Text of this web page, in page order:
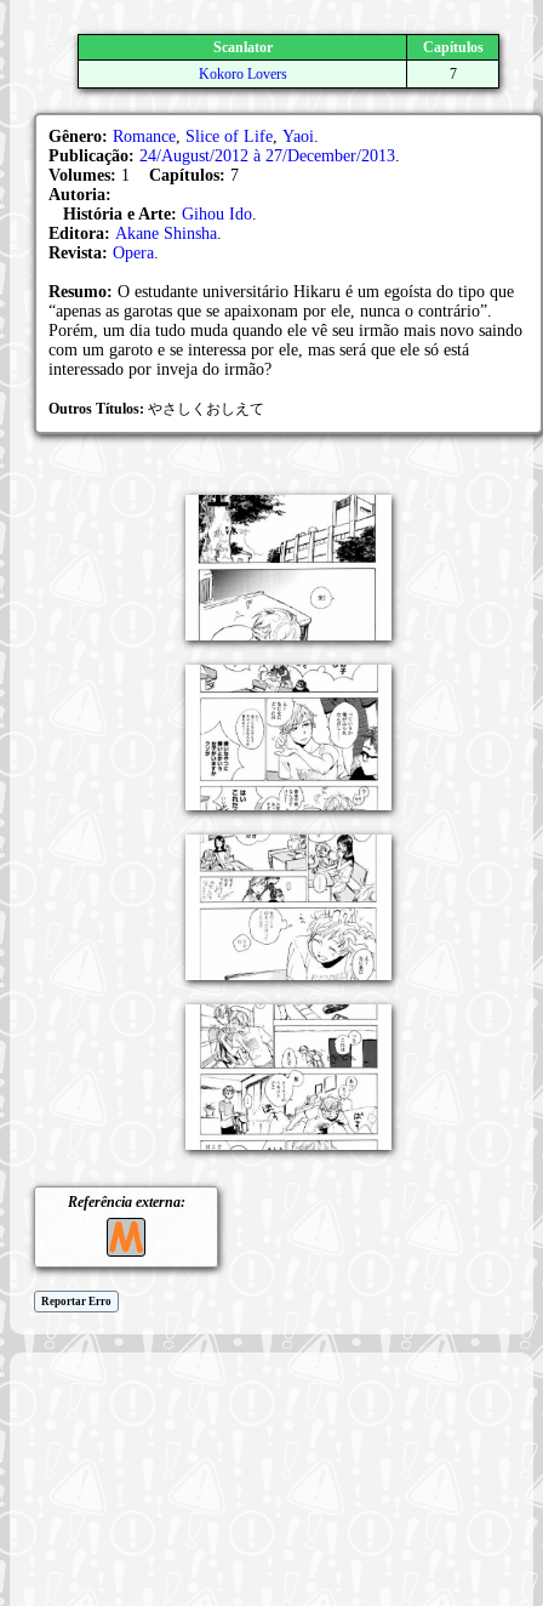
Scanlator
Capítulos
Kokoro Lovers
7
Gênero: Romance Slice of Life Yaoi
Publicação: 24/August/2012 à 27/December/2013
Volumes: 1 Capítulos: 7
Autoria:
História e Arte: Gihou Ido
Editora: Akane Shinsha
Revista: Opera
Resumo: O estudante universitário Hikaru é um egoísta do tipo que
“apenas as garotas que se apaixonam por ele, nunca o contrário”.
Porém, um dia tudo muda quando ele vê seu irmão mais novo saindo
com um garoto e se interessa por ele, mas será que ele só está
interessado por inveja do irmão?
Outros Títulos: やさしくおしえて
Referência externa:
Reportar Erro